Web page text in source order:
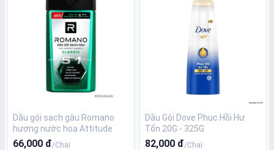
Dầu gội sạch gàu Romano
hương nước hoa Attitude
180G
66,000 đ/Chai
Dầu Gội Dove Phục Hồi Hư
Tổn 20G - 325G
82,000 đ/Chai